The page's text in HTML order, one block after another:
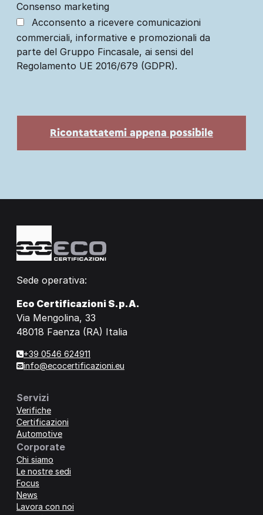
Consenso marketing
Acconsento a ricevere comunicazioni
commerciali, informative e promozionali da
parte del Gruppo Fincasale, ai sensi del
Regolamento UE 2016/679 (GDPR).
Sede operativa:
Eco Certificazioni S.p.A.
Via Mengolina, 33
48018 Faenza (RA) Italia
+39 0546 624911
info@ecocertificazioni.eu
Servizi
Verifiche
Certificazioni
Automotive
Corporate
Chi siamo
Le nostre sedi
Focus
News
Lavora con noi